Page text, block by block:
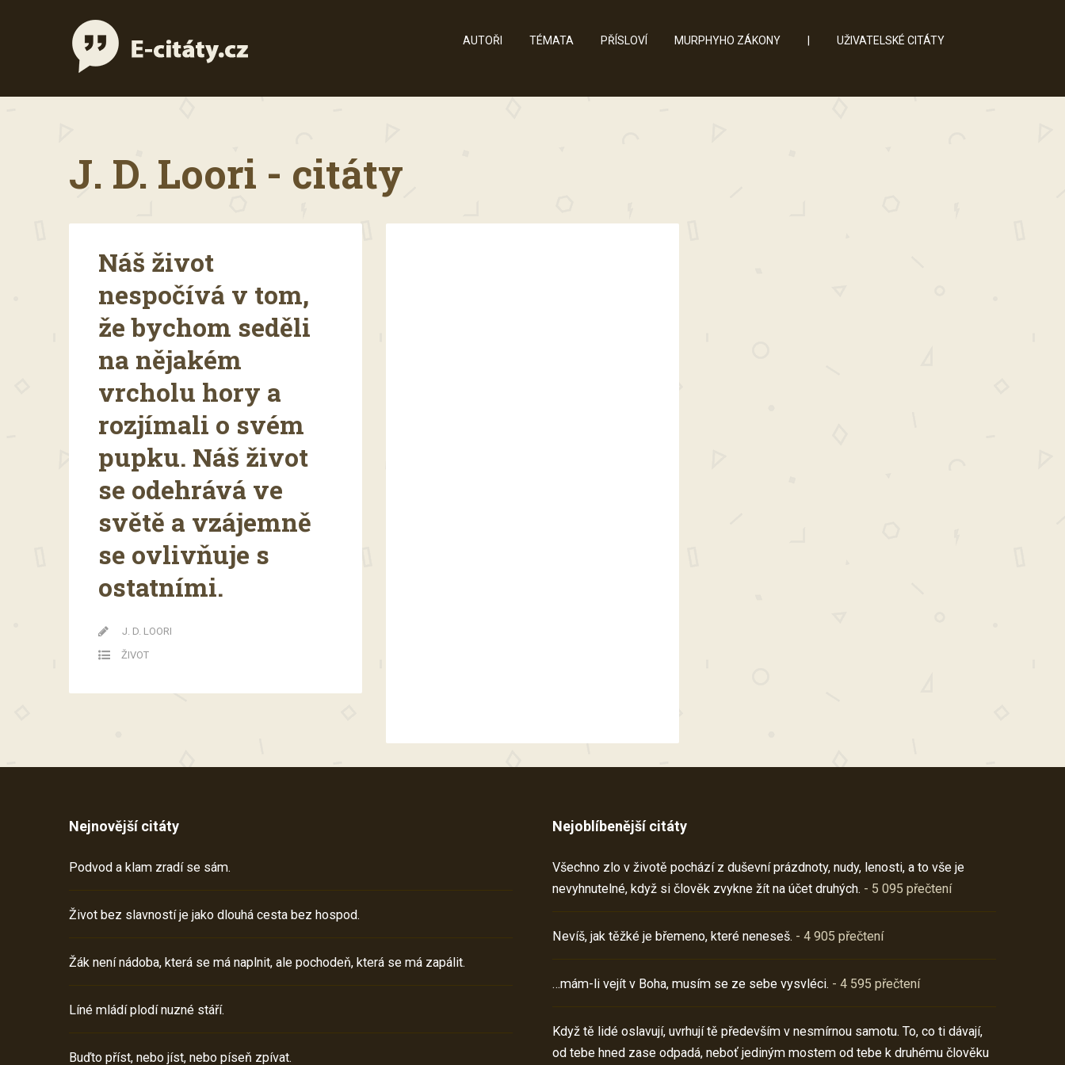
AUTOŘI TÉMATA PŘÍSLOVÍ MURPHYHO ZÁKONY UŽIVATELSKÉ CITÁTY
J. D. Loori - citáty
Náš život
nespočívá v tom,
že bychom seděli
na nějakém
vrcholu hory a
rozjímali o svém
pupku. Náš život
se odehrává ve
světě a vzájemně
se ovlivňuje s
ostatními.
J. D. LOORI
ŽIVOT
Nejnovější citáty
Podvod a klam zradí se sám.
Život bez slavností je jako dlouhá cesta bez hospod.
Žák není nádoba, která se má naplnit, ale pochodeň, která se má zapálit.
Líné mládí plodí nuzné stáří.
Buďto příst, nebo jíst, nebo píseň zpívat.
Nejoblíbenější citáty
Všechno zlo v životě pochází z duševní prázdnoty, nudy, lenosti, a to vše je
nevyhnutelné, když si člověk zvykne žít na účet druhých. - 5 095 přečtení
Nevíš, jak těžké je břemeno, které neneseš. - 4 905 přečtení
…mám-li vejít v Boha, musím se ze sebe vysvléci. - 4 595 přečtení
Když tě lidé oslavují, uvrhují tě především v nesmírnou samotu. To, co ti dávají,
od tebe hned zase odpadá, neboť jediným mostem od tebe k druhému člověku